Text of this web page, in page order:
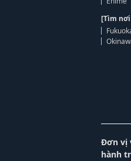
[Tìm
Đơn vị
hành